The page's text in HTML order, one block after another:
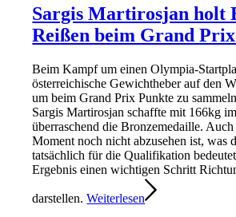
Sargis Martirosjan holt
Reißen beim Grand
Beim Kampf um einen Olympia-
österreichische Gewichtheber auf den
um beim Grand Prix Punkte zu
Sargis Martirosjan schaffte mit 166kg
überraschend die Bronzemedaille.
Moment noch nicht abzusehen ist, was
tatsächlich für die Qualifikation
Ergebnis einen wichtigen Schritt
darstellen.Weiterlesen